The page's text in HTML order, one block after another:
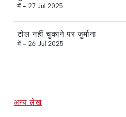
में - 27 Jul 2025
टोल नहीं चुकाने पर जुर्माना
में - 26 Jul 2025
अन्य लेख